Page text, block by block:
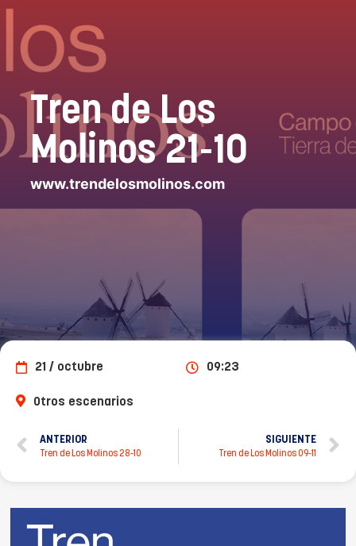
Tren de Los
Molinos 21-10
www.trendelosmolinos.com
21 / octubre 09:23
Otros escenarios
ANTERIOR
Tren de Los Molinos 28-10
SIGUIENTE
Tren de Los Molinos 09-11